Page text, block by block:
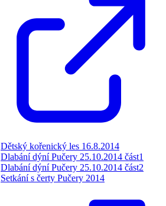
Dětský kořenický les 16.8.2014
Dlabání dýní Pučery 25.10.2014 část1
Dlabání dýní Pučery 25.10.2014 část2
Setkání s čerty Pučery 2014